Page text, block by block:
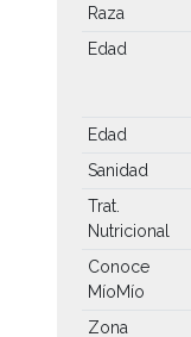
Raza
Edad
Edad
Sanidad
Trat.
Nutricional
Conoce
MíoMío
Zona